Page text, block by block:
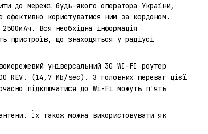
до мережі будь-якого оператора України,
користуватися ним за кордоном.
Вся необхідна інформація
пристроїв, що знаходяться у радіусі
універсальний 3G WI-FI роутер
REV. (14,7 Mb/sec). З головних переваг цієї
підключатися до Wi-Fi можуть п'ять
Їх також можна використовувати як